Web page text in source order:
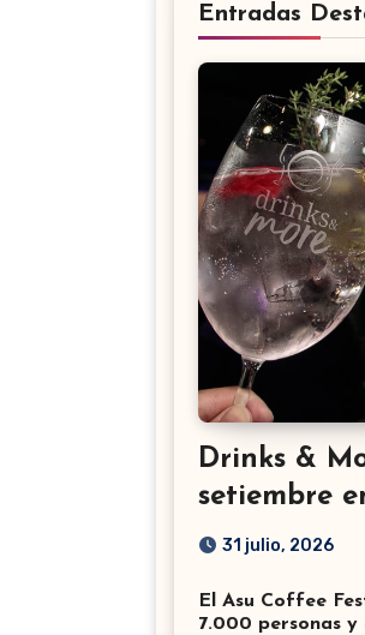
Entradas
Drinks &
setiembre
31 julio, 2026
El Asu Coffee
7.000 personas y